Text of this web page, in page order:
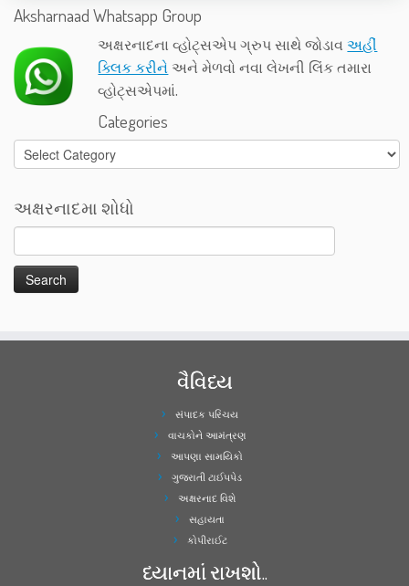
Aksharnaad Whatsapp Group
અક્ષરનાદના વ્હોટ્સએપ ગ્રુપ સાથે જોડાવઅહીં
ક્લિક કરીને અને મેળવો નવા લેખની લિંક તમારા
વ્હોટ્સએપમાં.
Categories
Categories
અક્ષરનાદમા શોધો
વૈવિધ્ય
સંપાદક પરિચય
વાચકોને આમંત્રણ
આપણા સામયિકો
ગુજરાતી ટાઈપપેડ
અક્ષરનાદ વિશે
સહાયતા
કોપીરાઈટ
ધ્યાનમાં રાખશો..